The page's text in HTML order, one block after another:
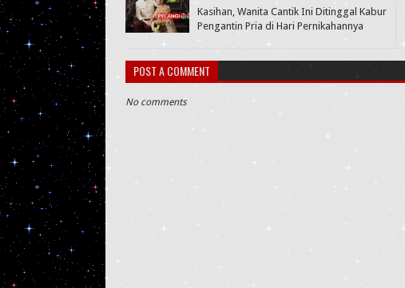
Kasihan, Wanita Cantik Ini Ditinggal Kabur
Pengantin Pria di Hari Pernikahannya
POST A COMMENT
No comments